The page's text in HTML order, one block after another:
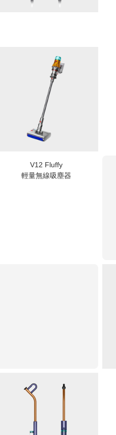
V12 Fluffy
輕量無線吸塵器